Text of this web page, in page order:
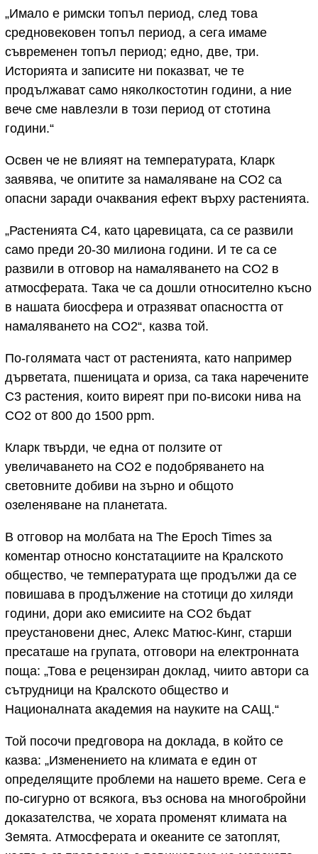
„Имало е римски топъл период, след това
средновековен топъл период, а сега имаме
съвременен топъл период; едно, две, три.
Историята и записите ни показват, че те
продължават само няколкостотин години, а ние
вече сме навлезли в този период от стотина
години.“
Освен че не влияят на температурата, Кларк
заявява, че опитите за намаляване на CO2 са
опасни заради очаквания ефект върху растенията.
„Растенията C4, като царевицата, са се развили
само преди 20-30 милиона години. И те са се
развили в отговор на намаляването на CO2 в
атмосферата. Така че са дошли относително късно
в нашата биосфера и отразяват опасността от
намаляването на CO2“, казва той.
По-голямата част от растенията, като например
дърветата, пшеницата и ориза, са така наречените
С3 растения, които виреят при по-високи нива на
CO2 от 800 до 1500 ppm.
Кларк твърди, че една от ползите от
увеличаването на CO2 е подобряването на
световните добиви на зърно и общото
озеленяване на планетата.
В отговор на молбата на The Epoch Times за
коментар относно констатациите на Кралското
общество, че температурата ще продължи да се
повишава в продължение на стотици до хиляди
години, дори ако емисиите на CO2 бъдат
преустановени днес, Алекс Матюс-Кинг, старши
пресаташе на групата, отговори на електронната
поща: „Това е рецензиран доклад, чиито автори са
сътрудници на Кралското общество и
Националната академия на науките на САЩ.“
Той посочи предговора на доклада, в който се
казва: „Изменението на климата е един от
определящите проблеми на нашето време. Сега е
по-сигурно от всякога, въз основа на многобройни
доказателства, че хората променят климата на
Земята. Атмосферата и океаните се затоплят,